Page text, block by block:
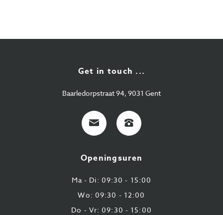
Get in touch ...
Baarledorpstraat 94, 9031 Gent
E-
mail
+32
9
43
87
Openingsuren
Ma - Di: 09:30 - 15:00
Wo: 09:30 - 12:00
Do - Vr: 09:30 - 15:00